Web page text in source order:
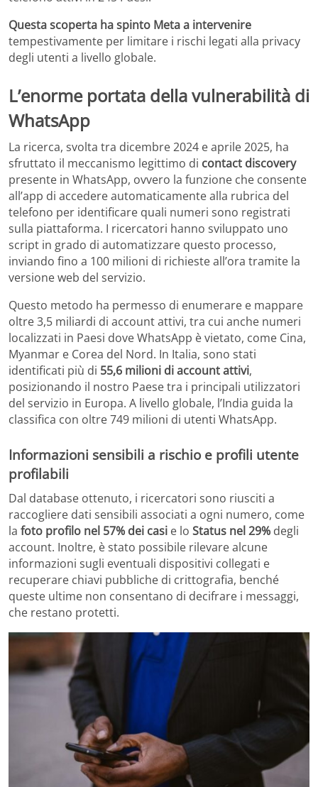
Questa scoperta ha spinto Meta a intervenire
tempestivamente per limitare i rischi legati alla privacy
degli utenti a livello globale.
L’enorme portata della vulnerabilità di
WhatsApp
La ricerca, svolta tra dicembre 2024 e aprile 2025, ha
sfruttato il meccanismo legittimo di contact discovery
presente in WhatsApp, ovvero la funzione che consente
all’app di accedere automaticamente alla rubrica del
telefono per identificare quali numeri sono registrati
sulla piattaforma. I ricercatori hanno sviluppato uno
script in grado di automatizzare questo processo,
inviando fino a 100 milioni di richieste all’ora tramite la
versione web del servizio.
Questo metodo ha permesso di enumerare e mappare
oltre 3,5 miliardi di account attivi, tra cui anche numeri
localizzati in Paesi dove WhatsApp è vietato, come Cina,
Myanmar e Corea del Nord. In Italia, sono stati
identificati più di 55,6 milioni di account attivi,
posizionando il nostro Paese tra i principali utilizzatori
del servizio in Europa. A livello globale, l’India guida la
classifica con oltre 749 milioni di utenti WhatsApp.
Informazioni sensibili a rischio e profili utente
profilabili
Dal database ottenuto, i ricercatori sono riusciti a
raccogliere dati sensibili associati a ogni numero, come
la foto profilo nel 57% dei casi e lo Status nel 29% degli
account. Inoltre, è stato possibile rilevare alcune
informazioni sugli eventuali dispositivi collegati e
recuperare chiavi pubbliche di crittografia, benché
queste ultime non consentano di decifrare i messaggi,
che restano protetti.